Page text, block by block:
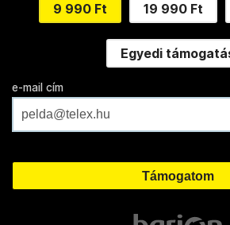
9 990 Ft 19 990 Ft
Egyedi
e-mail cím